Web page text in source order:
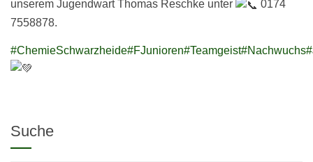
unserem Jugendwart Thomas Reschke unter
0174
7558878.
#ChemieSchwarzheide#FJunioren#Teamgeist#Nachwuchs
Suche